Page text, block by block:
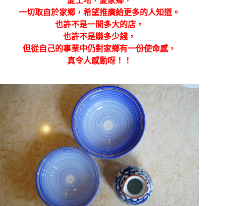
一切取自於家鄉，希望推廣給更多的人知道。
也許不是一間多大的店，
也許不是賺多少錢，
但從自己的事業中仍對家鄉有一份使命感，
真令人感動呀！！